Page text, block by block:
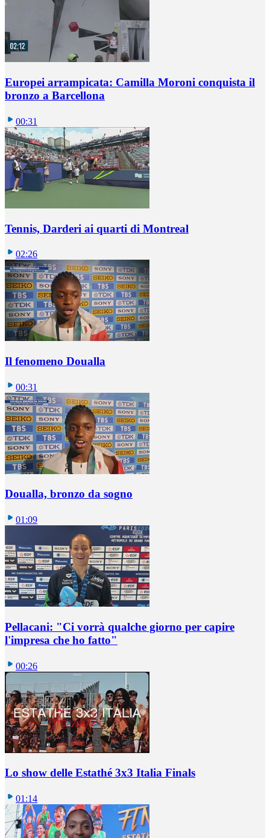
Europei arrampicata: Camilla Moroni conquista il
bronzo a Barcellona
00:31
Tennis, Darderi ai quarti di Montreal
02:26
Il fenomeno Doualla
00:31
Doualla, bronzo da sogno
01:09
Pellacani: "Ci vorrà qualche giorno per capire
l'impresa che ho fatto"
00:26
Lo show delle Estathé 3x3 Italia Finals
01:14